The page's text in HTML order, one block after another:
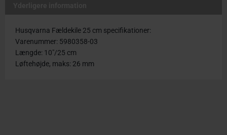
Husqvarna Fældekile 25 cm specifikationer:
Varenummer: 5980358-03
Længde: 10″/25 cm
Løftehøjde, maks: 26 mm